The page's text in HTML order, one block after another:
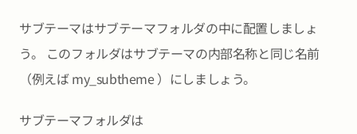
サブテーマはサブテーマフォルダの中に配置しましょ
う。 このフォルダはサブテーマの内部名称と同じ名前
（例えば my_subtheme ）にしましょう。
サブテーマフォルダは